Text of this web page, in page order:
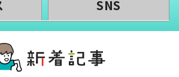
SNS